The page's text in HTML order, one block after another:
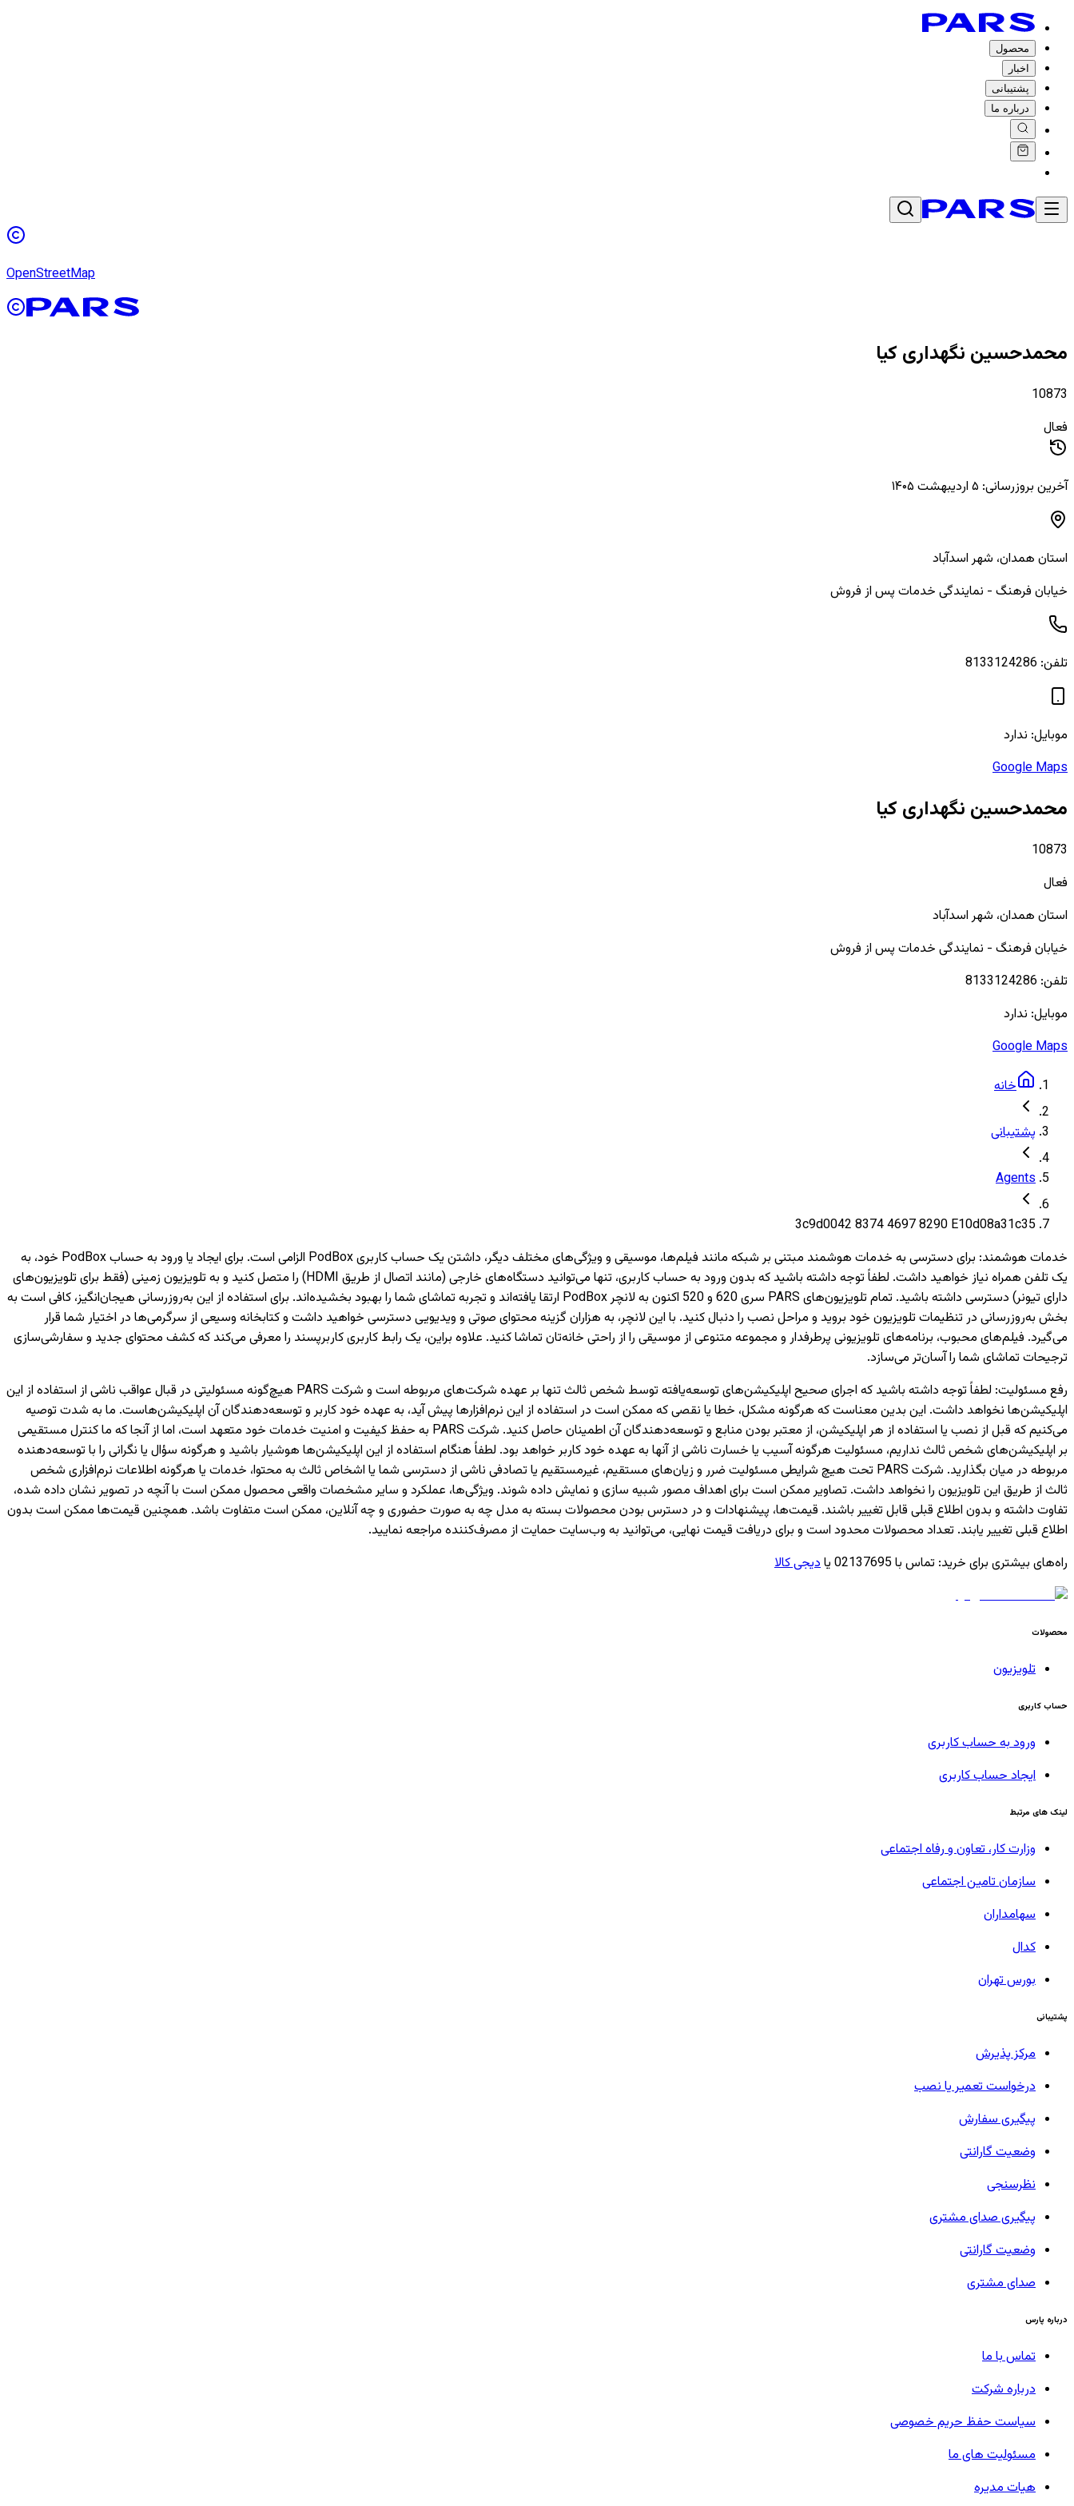
محصول
اخبار
پشتیبانی
درباره ما
OpenStreetMap
محمدحسین نگهداری کیا
10873
فعال
آخرین بروزرسانی: ۵ اردیبهشت ۱۴۰۵
استان همدان، شهراسدآباد
خیابان فرهنگ - نمایندگی خدمات پس از فروش
تلفن: 8133124286
موبایل: ندارد
Google Maps
محمدحسین نگهداری کیا
10873
فعال
استان همدان، شهراسدآباد
خیابان فرهنگ - نمایندگی خدمات پس از فروش
تلفن: 8133124286
موبایل: ندارد
Google Maps
خانه
پشتیبانی
Agents
3c9d0042 8374 4697 8290 E10d08a31c35
خدمات هوشمند:
برای دسترسی به خدمات هوشمند مبتنی بر شبکه مانند فیلم‌ها، موسیقی و ویژگی‌های مختلف دیگر، داشتن یک حساب کاربری PodBox الزامی است. برای ایجاد یا ورود به حساب PodBox خود، به
یک تلفن همراه نیاز خواهید داشت. لطفاً توجه داشته باشید که بدون ورود به حساب کاربری، تنها می‌توانید دستگاه‌های خارجی (مانند اتصال از طریق HDMI) را متصل کنید و به تلویزیون‌ زمینی (فقط برای تلویزیون‌های
دارای تیونر) دسترسی داشته باشید. تمام تلویزیون‌های PARS سری 620 و 520 اکنون به لانچر PodBox ارتقا یافته‌اند و تجربه تماشای شما را بهبود بخشیده‌اند. برای استفاده از این به‌روزرسانی هیجان‌انگیز، کافی است به
بخش به‌روزرسانی در تنظیمات تلویزیون خود بروید و مراحل نصب را دنبال کنید. با این لانچر، به هزاران گزینه محتوای صوتی و ویدیویی دسترسی خواهید داشت و کتابخانه وسیعی از سرگرمی‌ها در اختیار شما قرار
می‌گیرد. فیلم‌های محبوب، برنامه‌های تلویزیونی پرطرفدار و مجموعه متنوعی از موسیقی را از راحتی خانه‌تان تماشا کنید. علاوه براین، یک رابط کاربری کاربرپسند را معرفی می‌کند که کشف محتوای جدید و سفارشی‌سازی
ترجیحات تماشای شما را آسان‌تر می‌سازد.
رفع مسئولیت:
لطفاً توجه داشته باشید که اجرای صحیح اپلیکیشن‌های توسعه‌یافته توسط شخص ثالث تنها بر عهده شرکت‌های مربوطه است و شرکت PARS هیچ‌گونه مسئولیتی در قبال عواقب ناشی از استفاده از این
اپلیکیشن‌ها نخواهد داشت. این بدین معناست که هرگونه مشکل، خطا یا نقصی که ممکن است در استفاده از این نرم‌افزارها پیش آید، به عهده خود کاربر و توسعه‌دهندگان آن اپلیکیشن‌هاست. ما به شدت توصیه
می‌کنیم که قبل از نصب یا استفاده از هر اپلیکیشن، از معتبر بودن منابع و توسعه‌دهندگان آن اطمینان حاصل کنید. شرکت PARS به حفظ کیفیت و امنیت خدمات خود متعهد است، اما از آنجا که ما کنترل مستقیمی
بر اپلیکیشن‌های شخص ثالث نداریم، مسئولیت هرگونه آسیب یا خسارت ناشی از آنها به عهده خود کاربر خواهد بود. لطفاً هنگام استفاده از این اپلیکیشن‌ها هوشیار باشید و هرگونه سؤال یا نگرانی را با توسعه‌دهنده
مربوطه در میان بگذارید. شرکت PARS تحت هیچ شرایطی مسئولیت ضرر و زیان‌های مستقیم، غیرمستقیم یا تصادفی ناشی از دسترسی شما یا اشخاص ثالث به محتوا، خدمات یا هرگونه اطلاعات نرم‌افزاری شخص
ثالث از طریق این تلویزیون را نخواهد داشت. تصاویر ممکن است برای اهداف مصور شبیه سازی و نمایش داده شوند. ویژگی‌ها، عملکرد و سایر مشخصات واقعی محصول ممکن است با آنچه در تصویر نشان داده شده،
تفاوت داشته و بدون اطلاع قبلی قابل تغییر باشند. قیمت‌ها، پیشنهادات و در دسترس بودن محصولات بسته به مدل چه به صورت حضوری و چه آنلاین، ممکن است متفاوت باشد. همچنین قیمت‌ها ممکن است بدون
اطلاع قبلی تغییر یابند. تعداد محصولات محدود است و برای دریافت قیمت نهایی، می‌توانید به وب‌سایت حمایت از مصرف‌کننده مراجعه نمایید.
راه‌های بیشتری برای خرید: تماس با 02137695 یا دیجی کالا
محصولات
تلویزیون
حساب کاربری
ورود به حساب کاربری
ایجاد حساب کاربری
لینک های مرتبط
وزارت کار، تعاون و رفاه اجتماعی
سازمان تامین اجتماعی
سهامداران
کدال
بورس تهران
پشتیبانی
مرکز پذیرش
درخواست تعمیر یا نصب
پیگیری سفارش
وضعیت گارانتی
نظرسنجی
پیگیری صدای مشتری
وضعیت گارانتی
صدای مشتری
درباره پارس
تماس با ما
درباره شرکت
سیاست حفظ حریم خصوصی
مسئولیت های ما
هیات مدیره